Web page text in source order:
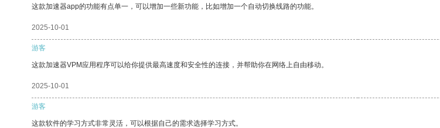
这款加速器app的功能有点单一，可以增加一些新功能，比如增加一个自动切换线路的功能。
2025-10-01
游客
这款加速器VPM应用程序可以给你提供最高速度和安全性的连接，并帮助你在网络上自由移动。
2025-10-01
游客
这款软件的学习方式非常灵活，可以根据自己的需求选择学习方式。